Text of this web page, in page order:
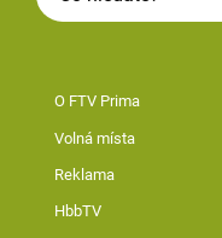
O FTV Prima
Volná místa
Reklama
HbbTV